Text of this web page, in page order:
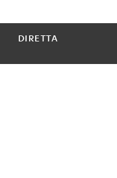
DIRETTA